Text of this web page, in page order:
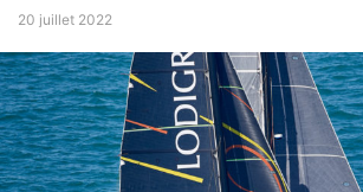
20 juillet 2022